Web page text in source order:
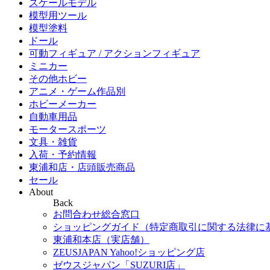
スケールモデル
模型用ツール
模型塗料
ドール
可動フィギュア / アクションフィギュア
ミニカー
その他ホビー
アニメ・ゲーム作品別
ホビーメーカー
自動車用品
モータースポーツ
文具・雑貨
入荷・予約情報
東浦和店・店頭販売商品
セール
About
Back
お問合わせ総合窓口
ショッピングガイド（特定商取引に関する法律に
東浦和本店（実店舗）
ZEUSJAPAN Yahoo!ショッピング店
ゼウスジャパン「SUZURI店」